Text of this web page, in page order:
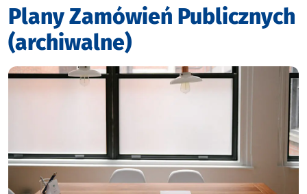
Plany Zamówień Publicznych
(archiwalne)